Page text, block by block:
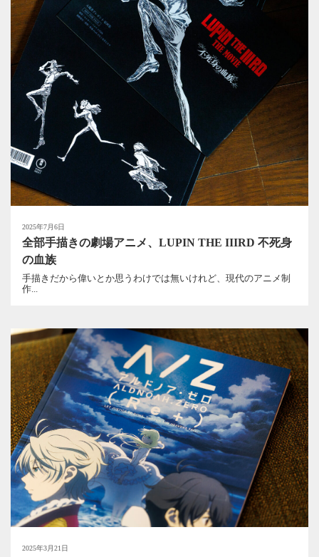
2025年7月6日
全部手描きの劇場アニメ、LUPIN THE IIIRD 不死身
の血族
手描きだから偉いとか思うわけでは無いけれど、現代のアニメ制
作...
2025年3月21日